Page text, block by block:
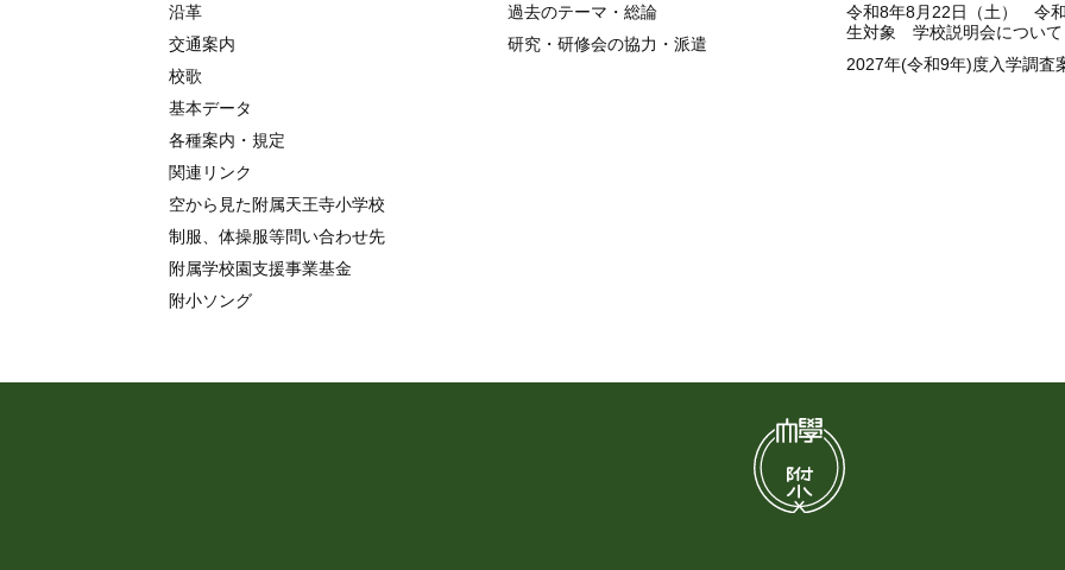
沿革
交通案内
校歌
基本データ
各種案内・規定
関連リンク
空から見た附属天王寺小学校
制服、体操服等問い合わせ先
附属学校園支援事業基金
附小ソング
過去のテーマ・総論
研究・研修会の協力・派遣
令和8年8月22日（土） 令
生対象 学校説明会について
2027年(令和9年)度入学調査